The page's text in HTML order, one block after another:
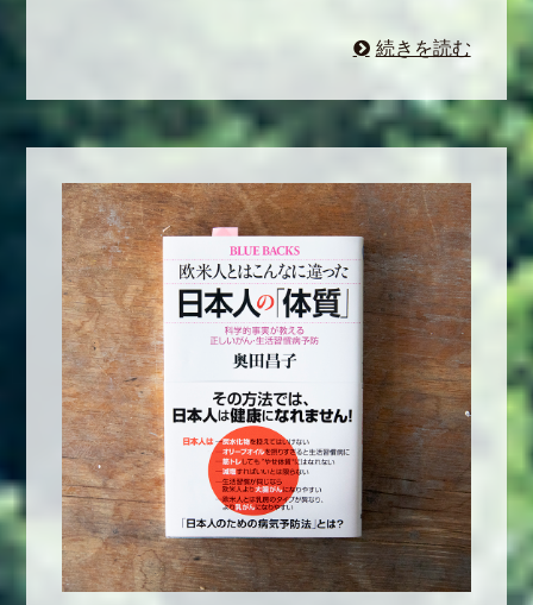
続きを読む